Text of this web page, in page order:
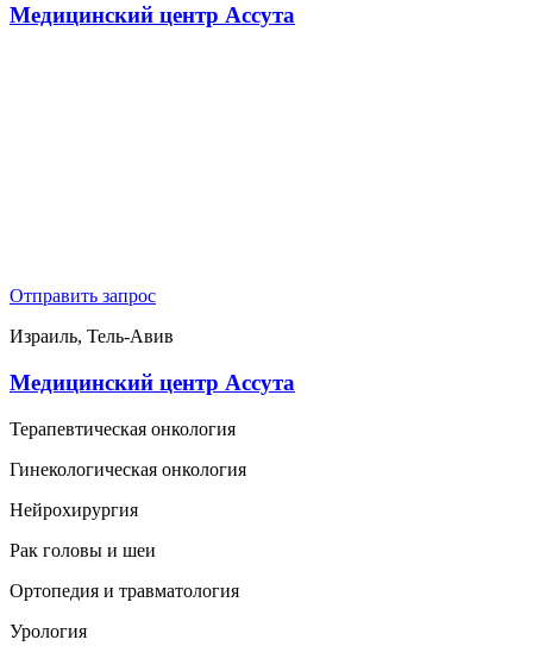
Медицинский центр Ассута
Отправить запрос
Израиль, Тель-Авив
Медицинский центр Ассута
Терапевтическая онкология
Гинекологическая онкология
Нейрохирургия
Рак головы и шеи
Ортопедия и травматология
Урология